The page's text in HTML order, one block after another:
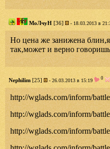
МоЛчуН [36] - 18.03.2013 в
Но цена же занижена
так,может и верно говоришь
Nephilim [25] - 26.03.2013 в 15:19 0
http://wglads.com/inform/
http://wglads.com/inform/
http://wglads.com/inform/